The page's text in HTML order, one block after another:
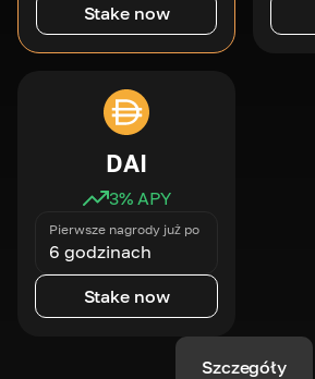
Stake now
DAI
3% APY
Pierwsze nagrody już po
6 godzinach
Stake now
Szczegóły